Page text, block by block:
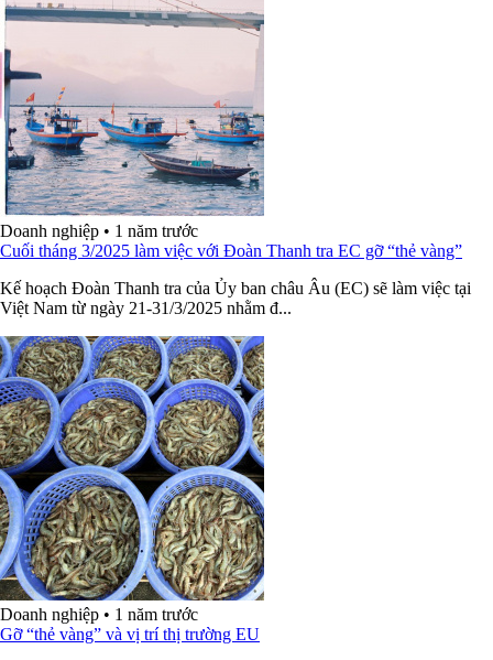
Doanh nghiệp • 1 năm trước
Cuối tháng 3/2025 làm việc với Đoàn Thanh tra EC gỡ “thẻ vàng”
Kế hoạch Đoàn Thanh tra của Ủy ban châu Âu (EC) sẽ làm việc tại
Việt Nam từ ngày 21-31/3/2025 nhằm đ...
Doanh nghiệp • 1 năm trước
Gỡ “thẻ vàng” và vị trí thị trường EU